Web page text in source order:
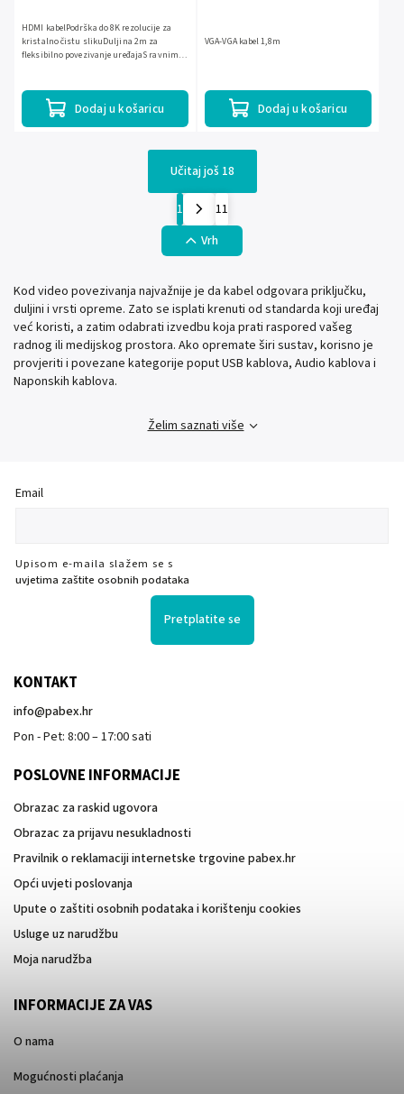
Dodaj u košaricu
HDMI kabelPodrška do 8K rezolucije za
kristalno čistu slikuDuljina 2m za
fleksibilno povezivanje uređajaS ravnim
Dodaj u košaricu
VGA-VGA kabel 1,8m
Učitaj još 18
1
11
Vrh
Kod video povezivanja najvažnije je da kabel odgovara priključku,
duljini i vrsti opreme. Zato se isplati krenuti od standarda koji uređaj
već koristi, a zatim odabrati izvedbu koja prati raspored vašeg
radnog ili medijskog prostora. Ako opremate širi sustav, korisno je
provjeriti i povezane kategorije poput USB kablova, Audio kablova i
Naponskih kablova.
Želim saznati više
Email
Upisom e-maila slažem se s
uvjetima zaštite osobnih podataka
Pretplatite se
KONTAKT
info@pabex.hr
Pon - Pet: 8:00 – 17:00 sati
POSLOVNE INFORMACIJE
Obrazac za raskid ugovora
Obrazac za prijavu nesukladnosti
Pravilnik o reklamaciji internetske trgovine pabex.hr
Opći uvjeti poslovanja
Upute o zaštiti osobnih podataka i korištenju cookies
Usluge uz narudžbu
Moja narudžba
INFORMACIJE ZA VAS
O nama
Mogućnosti plaćanja